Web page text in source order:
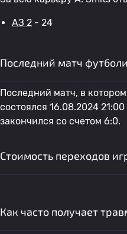
АЗ 2 - 24
Последний матч
Последний матч, в
состоялся 16.08.2024 21:00
закончился со счетом 6:0.
Стоимость переходов
Как часто получает